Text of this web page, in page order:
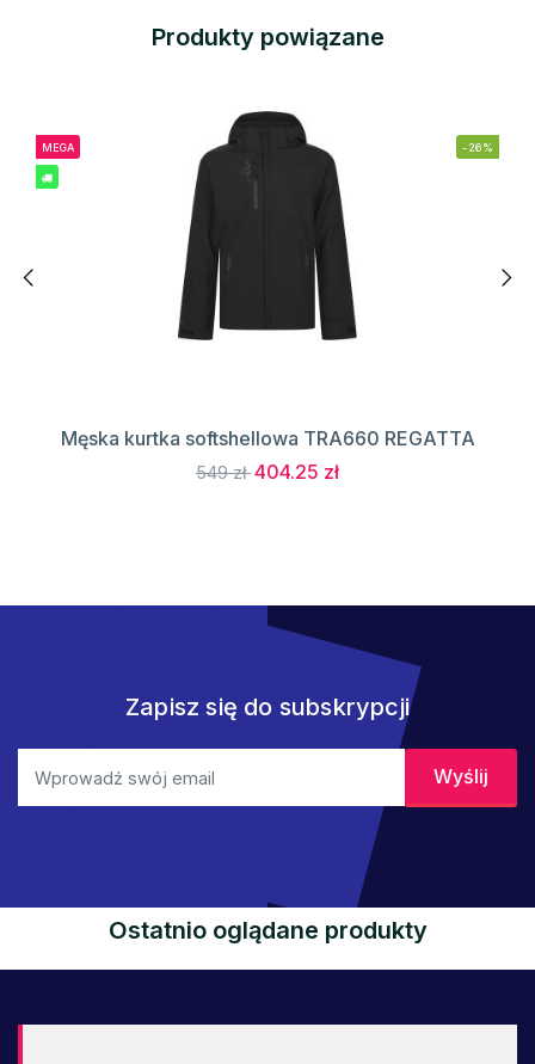
Produkty powiązane
MEGA -26%
Męska kurtka softshellowa TRA660 REGATTA
549 zł404.25 zł
Zapisz się do subskrypcji
Ostatnio oglądane produkty